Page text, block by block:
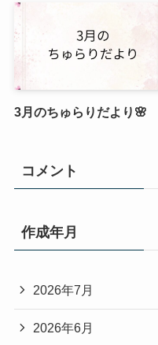
3月のちゅらりだより🌸
コメント
作成年月
2026年7月
2026年6月